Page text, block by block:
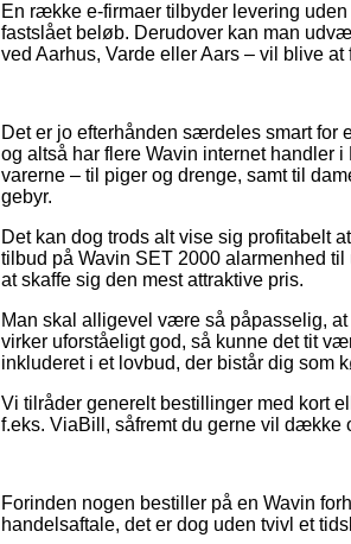
En række e-firmaer tilbyder levering
fastslået beløb. Derudover kan man
ved Aarhus, Varde eller Aars – vil blive
Det er jo efterhånden særdeles smart for
og altså har flere Wavin internet handler
varerne – til piger og drenge, samt til
gebyr.
Det kan dog trods alt vise sig profitabelt
tilbud på Wavin SET 2000 alarmenhed
at skaffe sig den mest attraktive pris.
Man skal alligevel være så påpasselig,
virker uforståeligt god, så kunne det tit
inkluderet i et lovbud, der bistår dig som
Vi tilråder generelt bestillinger med kort
f.eks. ViaBill, såfremt du gerne vil dække
Forinden nogen bestiller på en Wavin
handelsaftale, det er dog uden tvivl et